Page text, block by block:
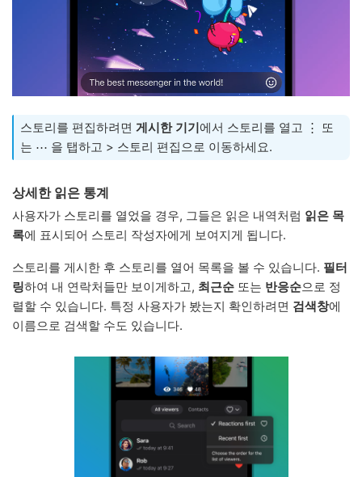
스토리를 편집하려면 게시한 기기에서 스토리를 열고 ⋮ 또
는 ⋯ 을 탭하고 > 스토리 편집으로 이동하세요.
상세한 읽은 통계
사용자가 스토리를 열었을 경우, 그들은 읽은 내역처럼 읽은 목
록에 표시되어 스토리 작성자에게 보여지게 됩니다.
스토리를 게시한 후 스토리를 열어 목록을 볼 수 있습니다. 필터
링하여 내 연락처들만 보이게하고, 최근순 또는 반응순으로 정
렬할 수 있습니다. 특정 사용자가 봤는지 확인하려면 검색창에
이름으로 검색할 수도 있습니다.